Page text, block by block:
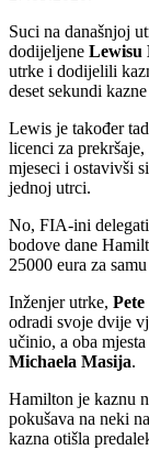
Suci na današnjoj
dodijeljene Lewisu
utrke i dodijelili
deset sekundi
Lewis je također
licenci za
mjeseci i ostavivši
jednoj utrci.
No, FIA-ini
bodove dane
25000 eura za
Inženjer utrke,
odradi svoje dvije
učinio, a oba
Michaela Masija.
Hamilton je kaznu
pokušava na neki
kazna otišla